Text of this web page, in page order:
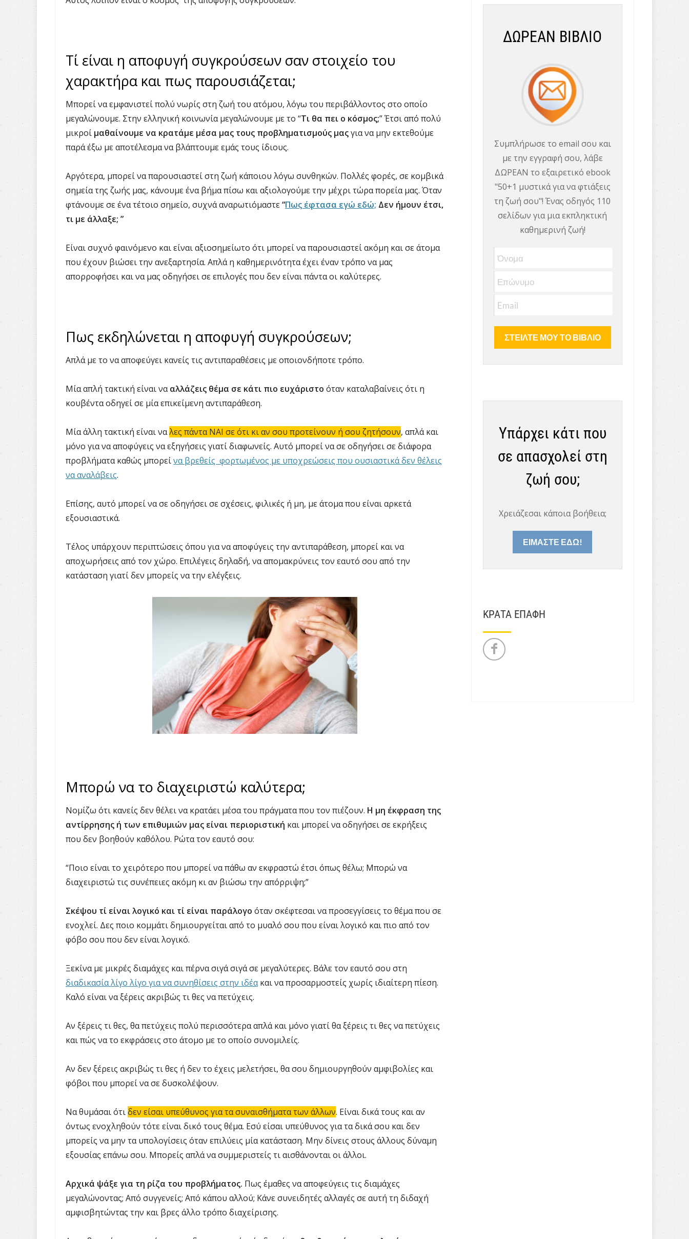
Τί είναι η αποφυγή συγκρούσεων σαν στοιχείο του
χαρακτήρα και πως παρουσιάζεται;
Μπορεί να εμφανιστεί πολύ νωρίς στη ζωή του ατόμου, λόγω του περιβάλλοντος στο οποίο
μεγαλώνουμε. Στην ελληνική κοινωνία μεγαλώνουμε με το “Τι θα πει ο κόσμος;” Έτσι από πολύ
μικροί μαθαίνουμε να κρατάμε μέσα μας τους προβληματισμούς μαςγια να μην εκτεθούμε
παρά έξω με αποτέλεσμα να βλάπτουμε εμάς τους ίδιους.
Αργότερα, μπορεί να παρουσιαστεί στη ζωή κάποιου λόγω συνθηκών. Πολλές φορές, σε κομβικά
σημεία της ζωής μας, κάνουμε ένα βήμα πίσω και αξιολογούμε την μέχρι τώρα πορεία μας. Όταν
φτάνουμε σε ένα τέτοιο σημείο, συχνά αναρωτιόμαστε“Πως έφτασα εγώ εδώ; Δεν ήμουν έτσι,
τι με άλλαξε; ”
Είναι συχνό φαινόμενο και είναι αξιοσημείωτο ότι μπορεί να παρουσιαστεί ακόμη και σε άτομα
που έχουν βιώσει την ανεξαρτησία. Απλά η καθημερινότητα έχει έναν τρόπο να μας
απορροφήσει και να μας οδηγήσει σε επιλογές που δεν είναι πάντα οι καλύτερες.
Πως εκδηλώνεται η αποφυγή συγκρούσεων;
Απλά με το να αποφεύγει κανείς τις αντιπαραθέσεις με οποιονδήποτε τρόπο.
Μία απλή τακτική είναι νααλλάζεις θέμα σε κάτι πιο ευχάριστο όταν καταλαβαίνεις ότι η
κουβέντα οδηγεί σε μία επικείμενη αντιπαράθεση.
Μία άλλη τακτική είναι ναλες πάντα ΝΑΙ σε ότι κι αν σου προτείνουν ή σου ζητήσουν, απλά και
μόνο για να αποφύγεις να εξηγήσεις γιατί διαφωνείς. Αυτό μπορεί να σε οδηγήσει σε διάφορα
προβλήματα καθώς μπορείνα βρεθείς φορτωμένος με υποχρεώσεις που ουσιαστικά δεν θέλεις
να αναλάβεις.
Επίσης, αυτό μπορεί να σε οδηγήσει σε σχέσεις, φιλικές ή μη, με άτομα που είναι αρκετά
εξουσιαστικά.
Τέλος υπάρχουν περιπτώσεις όπου για να αποφύγεις την αντιπαράθεση, μπορεί και να
αποχωρήσεις από τον χώρο. Επιλέγεις δηλαδή, να απομακρύνεις τον εαυτό σου από την
κατάσταση γιατί δεν μπορείς να την ελέγξεις.
Μπορώ να το διαχειριστώ καλύτερα;
Νομίζω ότι κανείς δεν θέλει να κρατάει μέσα του πράγματα που τον πιέζουν. Η μη έκφραση της
αντίρρησης ή των επιθυμιών μας είναι περιοριστική και μπορεί να οδηγήσει σε εκρήξεις
που δεν βοηθούν καθόλου. Ρώτα τον εαυτό σου:
“Ποιο είναι το χειρότερο που μπορεί να πάθω αν εκφραστώ έτσι όπως θέλω; Μπορώ να
διαχειριστώ τις συνέπειες ακόμη κι αν βιώσω την απόρριψη;”
Σκέψου τί είναι λογικό και τί είναι παράλογο όταν σκέφτεσαι να προσεγγίσεις το θέμα που σε
ενοχλεί. Δες ποιο κομμάτι δημιουργείται από το μυαλό σου που είναι λογικό και πιο από τον
φόβο σου που δεν είναι λογικό.
Ξεκίνα με μικρές διαμάχες και πέρνα σιγά σιγά σε μεγαλύτερες. Βάλε τον εαυτό σου στη
διαδικασία λίγο λίγο για να συνηθίσεις στην ιδέακαι να προσαρμοστείς χωρίς ιδιαίτερη πίεση.
Καλό είναι να ξέρεις ακριβώς τι θες να πετύχεις.
Αν ξέρεις τι θες, θα πετύχεις πολύ περισσότερα απλά και μόνο γιατί θα ξέρεις τι θες να πετύχεις
και πώς να το εκφράσεις στο άτομο με το οποίο συνομιλείς.
Αν δεν ξέρεις ακριβώς τι θες ή δεν το έχεις μελετήσει, θα σου δημιουργηθούν αμφιβολίες και
φόβοι που μπορεί να σε δυσκολέψουν.
Να θυμάσαι ότιδεν είσαι υπεύθυνος για τα συναισθήματα των άλλων. Είναι δικά τους και αν
όντως ενοχληθούν τότε είναι δικό τους θέμα. Εσύ είσαι υπεύθυνος για τα δικά σου και δεν
μπορείς να μην τα υπολογίσεις όταν επιλύεις μία κατάσταση. Μην δίνεις στους άλλους δύναμη
εξουσίας επάνω σου. Μπορείς απλά να συμμεριστείς τι αισθάνονται οι άλλοι.
Αρχικά ψάξε για τη ρίζα του προβλήματος. Πως έμαθες να αποφεύγεις τις διαμάχες
μεγαλώνοντας; Από συγγενείς; Από κάπου αλλού; Κάνε συνειδητές αλλαγές σε αυτή τη διδαχή
αμφισβητώντας την και βρες άλλο τρόπο διαχείρισης.
ΔΩΡΕΑΝ ΒΙΒΛΙΟ
Συμπλήρωσε το email σου και
με την εγγραφή σου, λάβε
ΔΩΡΕΑΝ το εξαιρετικό ebook
"50+1 μυστικά για να φτιάξεις
τη ζωή σου"! Ένας οδηγός 110
σελίδων για μια εκπληκτική
καθημερινή ζωή!
Υπάρχει κάτι που
σε απασχολεί στη
ζωή σου;
Χρειάζεσαι κάποια βοήθεια;
ΕΙΜΑΣΤΕ ΕΔΩ!
ΚΡΑΤΑ ΕΠΑΦΗ